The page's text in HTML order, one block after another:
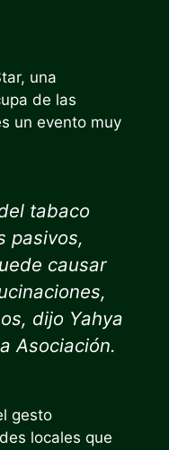
una
de las
un evento muy
tabaco
pasivos,
causar
dijo Yahya
Asociación.
gesto
locales que